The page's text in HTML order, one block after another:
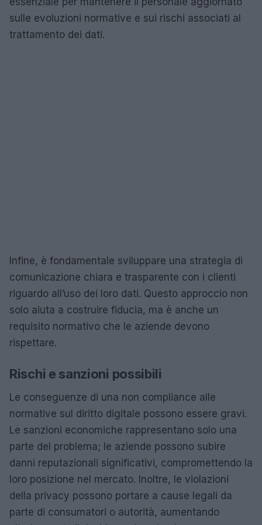
sulle evoluzioni normative e sui rischi associati al
trattamento dei dati.
Infine, è fondamentale sviluppare una strategia di
comunicazione chiara e trasparente con i clienti
riguardo all’uso dei loro dati. Questo approccio non
solo aiuta a costruire fiducia, ma è anche un
requisito normativo che le aziende devono
rispettare.
Rischi e sanzioni possibili
Le conseguenze di una non compliance alle
normative sul diritto digitale possono essere gravi.
Le sanzioni economiche rappresentano solo una
parte del problema; le aziende possono subire
danni reputazionali significativi, compromettendo la
loro posizione nel mercato. Inoltre, le violazioni
della privacy possono portare a cause legali da
parte di consumatori o autorità, aumentando